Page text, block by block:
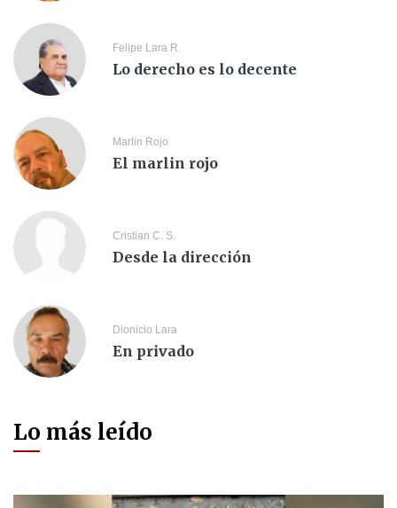
Felipe Lara R.
Lo derecho es lo decente
Marlin Rojo
El marlin rojo
Cristian C. S.
Desde la dirección
Dionicio Lara
En privado
Lo más leído